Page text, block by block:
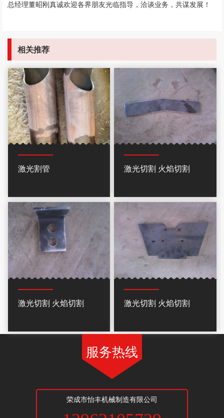
总经理董昭刚真诚欢迎各界朋友光临指导，洽谈业务，共谋发展！
相关推荐
激光割管 激光切割 火焰切割
激光切割 火焰切割 激光切割 火焰切割
服务热线
荣成市怡丰机械制造有限公司